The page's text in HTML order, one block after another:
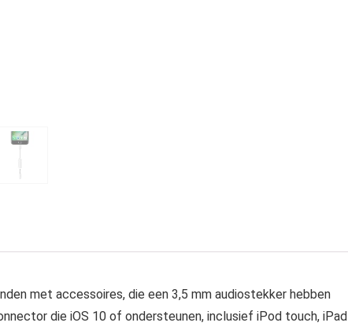
met accessoires, die een 3,5 mm audiostekker hebben
die iOS 10 of ondersteunen, inclusief iPod touch,